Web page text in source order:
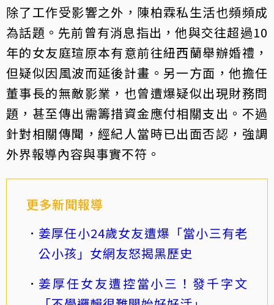
除了工作受影響之外，陳柏霖私生活也頻頻成
為話題。先前曾有消息指出，他與交往超過10
年的女友庭瑄原本有意前往紐西蘭舉辦婚禮，
但疑似因風波而延後計畫。另一方面，他擔任
董事長的無敵影業，也曾遭爆疑似出現財務問
題，甚至傳出需籌措資金應付相關支出。不過
針對相關傳聞，經紀人當時已出面否認，強調
外界報導內容與事實不符。
更多新聞報導
姜厚任小24歲女友遭爆「當小三有老
公小孩」女網友怒揭黑歷史
姜厚任女友遭控當小三！發千字文